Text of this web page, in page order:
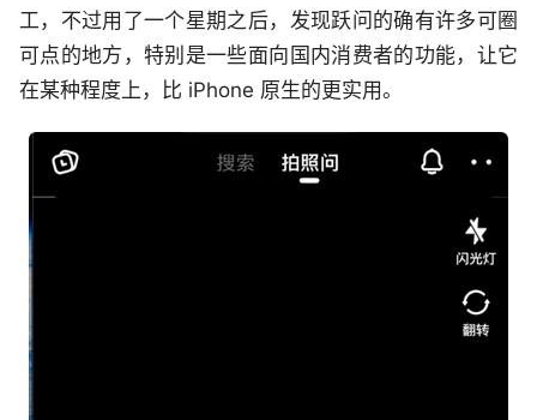
工，不过用了一个星期之后，发现跃问的确有许多可圈
可点的地方，特别是一些面向国内消费者的功能，让它
在某种程度上，比 iPhone 原生的更实用。